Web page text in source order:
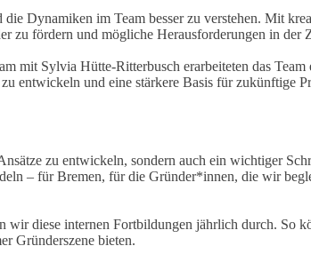
Dynamiken im Team besser zu verstehen. Mit
zu fördern und mögliche Herausforderungen in der
Sylvia Hütte-Ritterbusch erarbeiteten das
entwickeln und eine stärkere Basis für zukünftige
zu entwickeln, sondern auch ein wichtiger
– für Bremen, für die Gründer*innen, die wir
wir diese internen Fortbildungen jährlich durch. So
Gründerszene bieten.